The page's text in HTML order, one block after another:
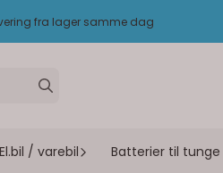
fra lager samme dag
/ varebil Batterier til